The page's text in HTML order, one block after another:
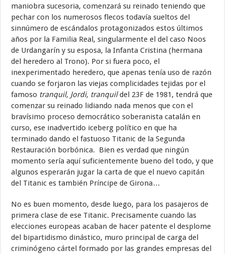
maniobra sucesoria, comenzará su reinado teniendo que
pechar con los numerosos flecos todavía sueltos del
sinnúmero de escándalos protagonizados estos últimos
años por la Familia Real, singularmente el del caso Noos
de Urdangarín y su esposa, la Infanta Cristina (hermana
del heredero al Trono). Por si fuera poco, el
inexperimentado heredero, que apenas tenía uso de razón
cuando se forjaron las viejas complicidades tejidas por el
famoso tranquil, Jordi, tranquildel 23F de 1981, tendrá que
comenzar su reinado lidiando nada menos que con el
bravísimo proceso democrático soberanista catalán en
curso, ese inadvertido iceberg político en que ha
terminado dando el fastuoso Titanic de la Segunda
Restauración borbónica. Bien es verdad que ningún
momento sería aquí suficientemente bueno del todo, y que
algunos esperarán jugar la carta de que el nuevo capitán
del Titanic es también Príncipe de Girona…
No es buen momento, desde luego, para los pasajeros de
primera clase de ese Titanic. Precisamente cuando las
elecciones europeas acaban de hacer patente el desplome
del bipartidismo dinástico, muro principal de carga del
criminógeno cártel formado por las grandes empresas del